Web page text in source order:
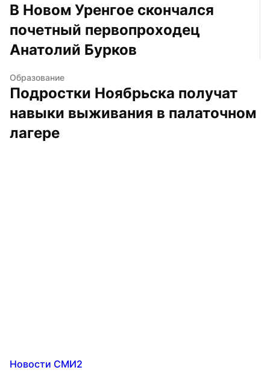
В Новом Уренгое скончался
почетный первопроходец
Анатолий Бурков
Образование
Подростки Ноябрьска получат
навыки выживания в палаточном
лагере
Новости СМИ2